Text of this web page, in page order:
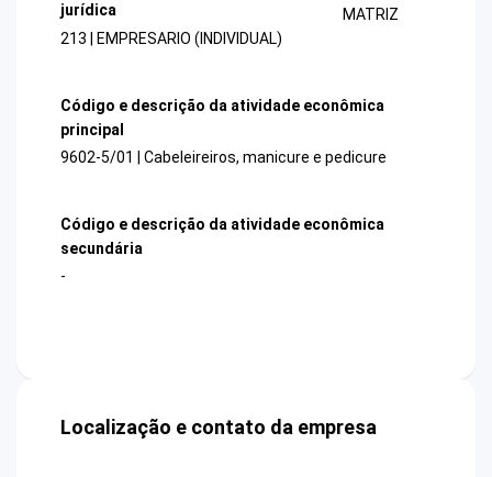
jurídica
213 | EMPRESARIO (INDIVIDUAL)
MATRIZ
Código e descrição da atividade econômica
principal
9602-5/01 | Cabeleireiros, manicure e pedicure
Código e descrição da atividade econômica
secundária
-
Localização e contato da empresa